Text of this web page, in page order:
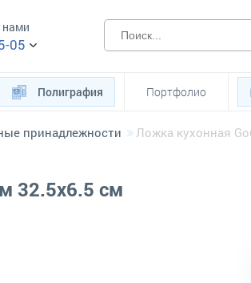
нами
05
Полиграфия Портфолио
принадлежности Ложка кухонная
32.5х6.5 см